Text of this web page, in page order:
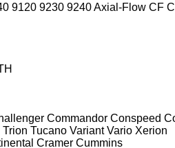
9120 9230 9240Axial-Flow CF
Commandor Conspeed
Trion Tucano Variant Vario Xerion
Cramer Cummins